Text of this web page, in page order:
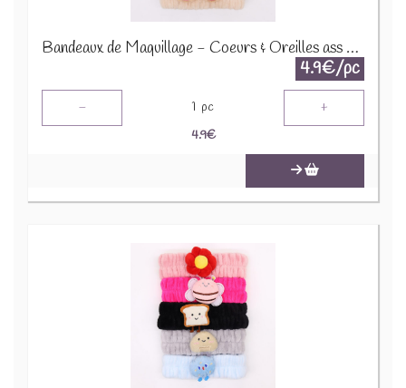
Bandeaux de Maquillage - Coeurs & Oreilles ass CMH-03
4.9€/pc
- 1 pc +
4.9€